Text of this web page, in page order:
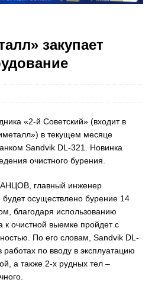
закупает
«2-й Советский» (входит в
в текущем месяце
Sandvik DL-321. Новинка
очистного бурения.
главный инженер
осуществлено бурение 14
благодаря использованию
к очистной выемке пройдет с
По его словам, Sandvik DL-
работах по вводу в эксплуатацию
а также 2-х рудных тел –